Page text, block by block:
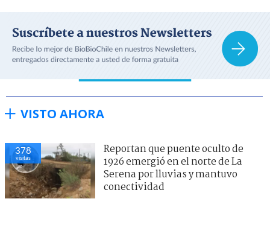
VISTO AHORA
378
visitas
Reportan que puente oculto de
1926 emergió en el norte de La
Serena por lluvias y mantuvo
conectividad